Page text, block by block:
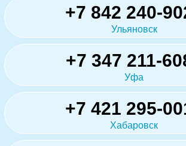
+7 842 240-
Ульяновск
+7 347 211-
Уфа
+7 421 295-
Хабаровск